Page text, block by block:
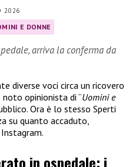
2026
E DONNE
arriva la conferma da
diverse voci circa un ricovero
noto opinionista di “Uomini e
Ora è lo stesso Sperti
su quanto accaduto,
in ospedale: i